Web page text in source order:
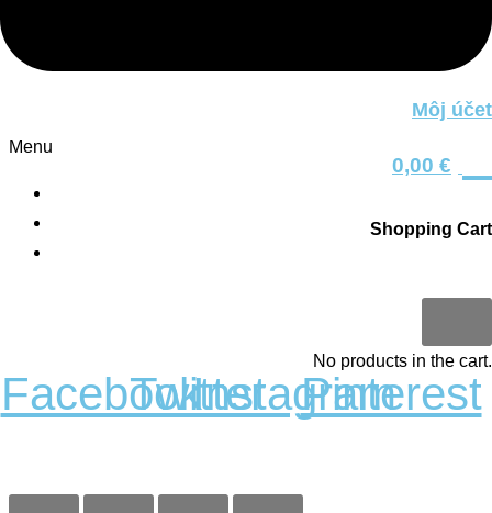
Môj účet
0,00 €
Shopping Cart
No products in the cart.
Menu
Facebook
Twitter
Instagram
Pinterest